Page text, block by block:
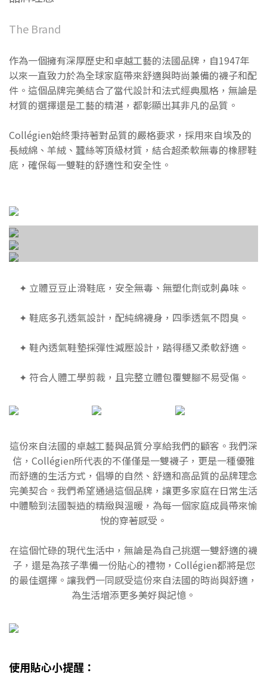
The Brand
作為一個擁有深厚歷史和卓越工藝的法國品牌，自1947年
以來一直致力於為全球家庭帶來舒適與時尚兼備的襪子和配
件。這個品牌完美結合了當代設計和法式經典風格，無論是
材質的選擇還是工藝的精湛，都彰顯出其非凡的品質。
Collégien始終秉持著對品質的嚴格要求，採用來自埃及的
長絨綿、羊絨、蠶絲等頂級材質，結合超柔軟無毒的橡膠鞋
底，確保每一雙鞋的舒適性和安全性。
防 滑 0 塑
✦ 立體豆豆止滑鞋底，安全無毒、無塑化劑或刺鼻味。
✦ 鞋底多孔透氣設計，配純綿襪身，四季透氣不悶臭。
✦ 鞋內透氣鞋墊採彈性減壓設計，踏得穩又柔軟舒適。
✦ 符合人體工學剪裁，且完整立體包覆雙腳不易受傷。
這份來自法國的卓越工藝與品質分享給我們的顧客。我們深
信，Collégien所代表的不僅僅是一雙襪子，更是一種優雅
而舒適的生活方式，倡導的自然、舒適和高品質的品牌理念
完美契合。我們希望通過這個品牌，讓更多家庭在日常生活
中體驗到法國製造的精緻與溫暖，為每一個家庭成員帶來愉
悅的穿著感受。
在這個忙碌的現代生活中，無論是為自己挑選一雙舒適的襪
子，還是為孩子準備一份貼心的禮物，Collégien都將是您
的最佳選擇。讓我們一同感受這份來自法國的時尚與舒適，
為生活增添更多美好與記憶。
使用貼心小提醒：